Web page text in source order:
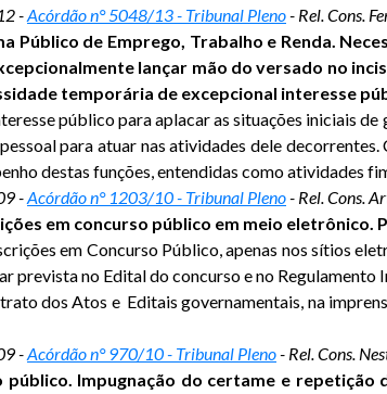
-Acórdão n° 5048/13 - Tribunal Pleno- Rel. Cons.
Público de Emprego, Trabalho e Renda.
lançar mão do versado no
temporária de excepcional interesse
público para aplacar as situações iniciais
para atuar nas atividades dele
destas funções, entendidas como atividades
-Acórdão n° 1203/10 - Tribunal Pleno- Rel. Cons.
em concurso público em meio
em Concurso Público, apenas nos sítios
prevista no Edital do concurso e no
dos Atos e Editais governamentais, na
-Acórdão n° 970/10 - Tribunal Pleno- Rel. Cons.
Impugnação do certame e